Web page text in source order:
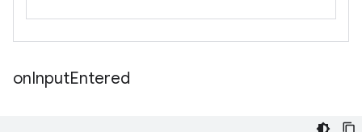
onInputEntered